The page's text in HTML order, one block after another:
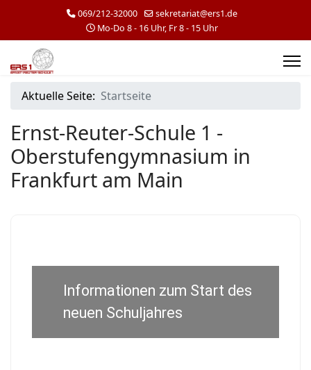
069/212-32000
sekretariat@ers1.de
Mo-Do 8 - 16 Uhr, Fr 8 - 15 Uhr
Aktuelle Seite: Startseite
Ernst-Reuter-Schule 1 -
Oberstufengymnasium in
Frankfurt am Main
Informationen zum Start des
neuen Schuljahres